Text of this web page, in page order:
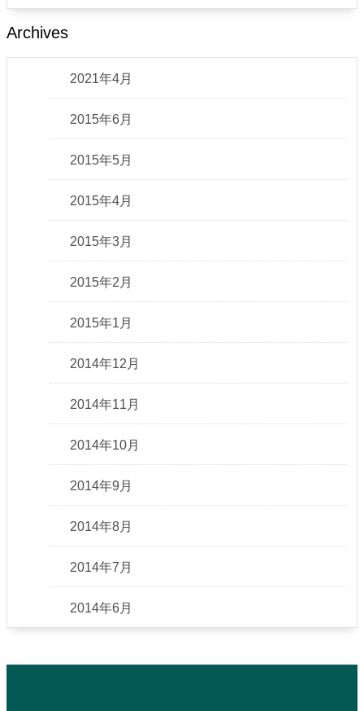
Archives
2021年4月
2015年6月
2015年5月
2015年4月
2015年3月
2015年2月
2015年1月
2014年12月
2014年11月
2014年10月
2014年9月
2014年8月
2014年7月
2014年6月